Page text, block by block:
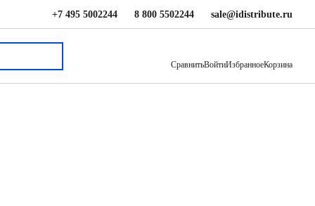
+7 495 5002244 8 800 5502244 sale@idistribute.ru
СравнитьВойтиИзбранноеКорзина